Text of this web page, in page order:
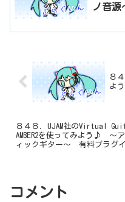
ノ音
８
よ
８４８．UJAM社のVirtual
AMBER2を使ってみよう♪ ～
ィックギター～ 有料プラグ
コメント